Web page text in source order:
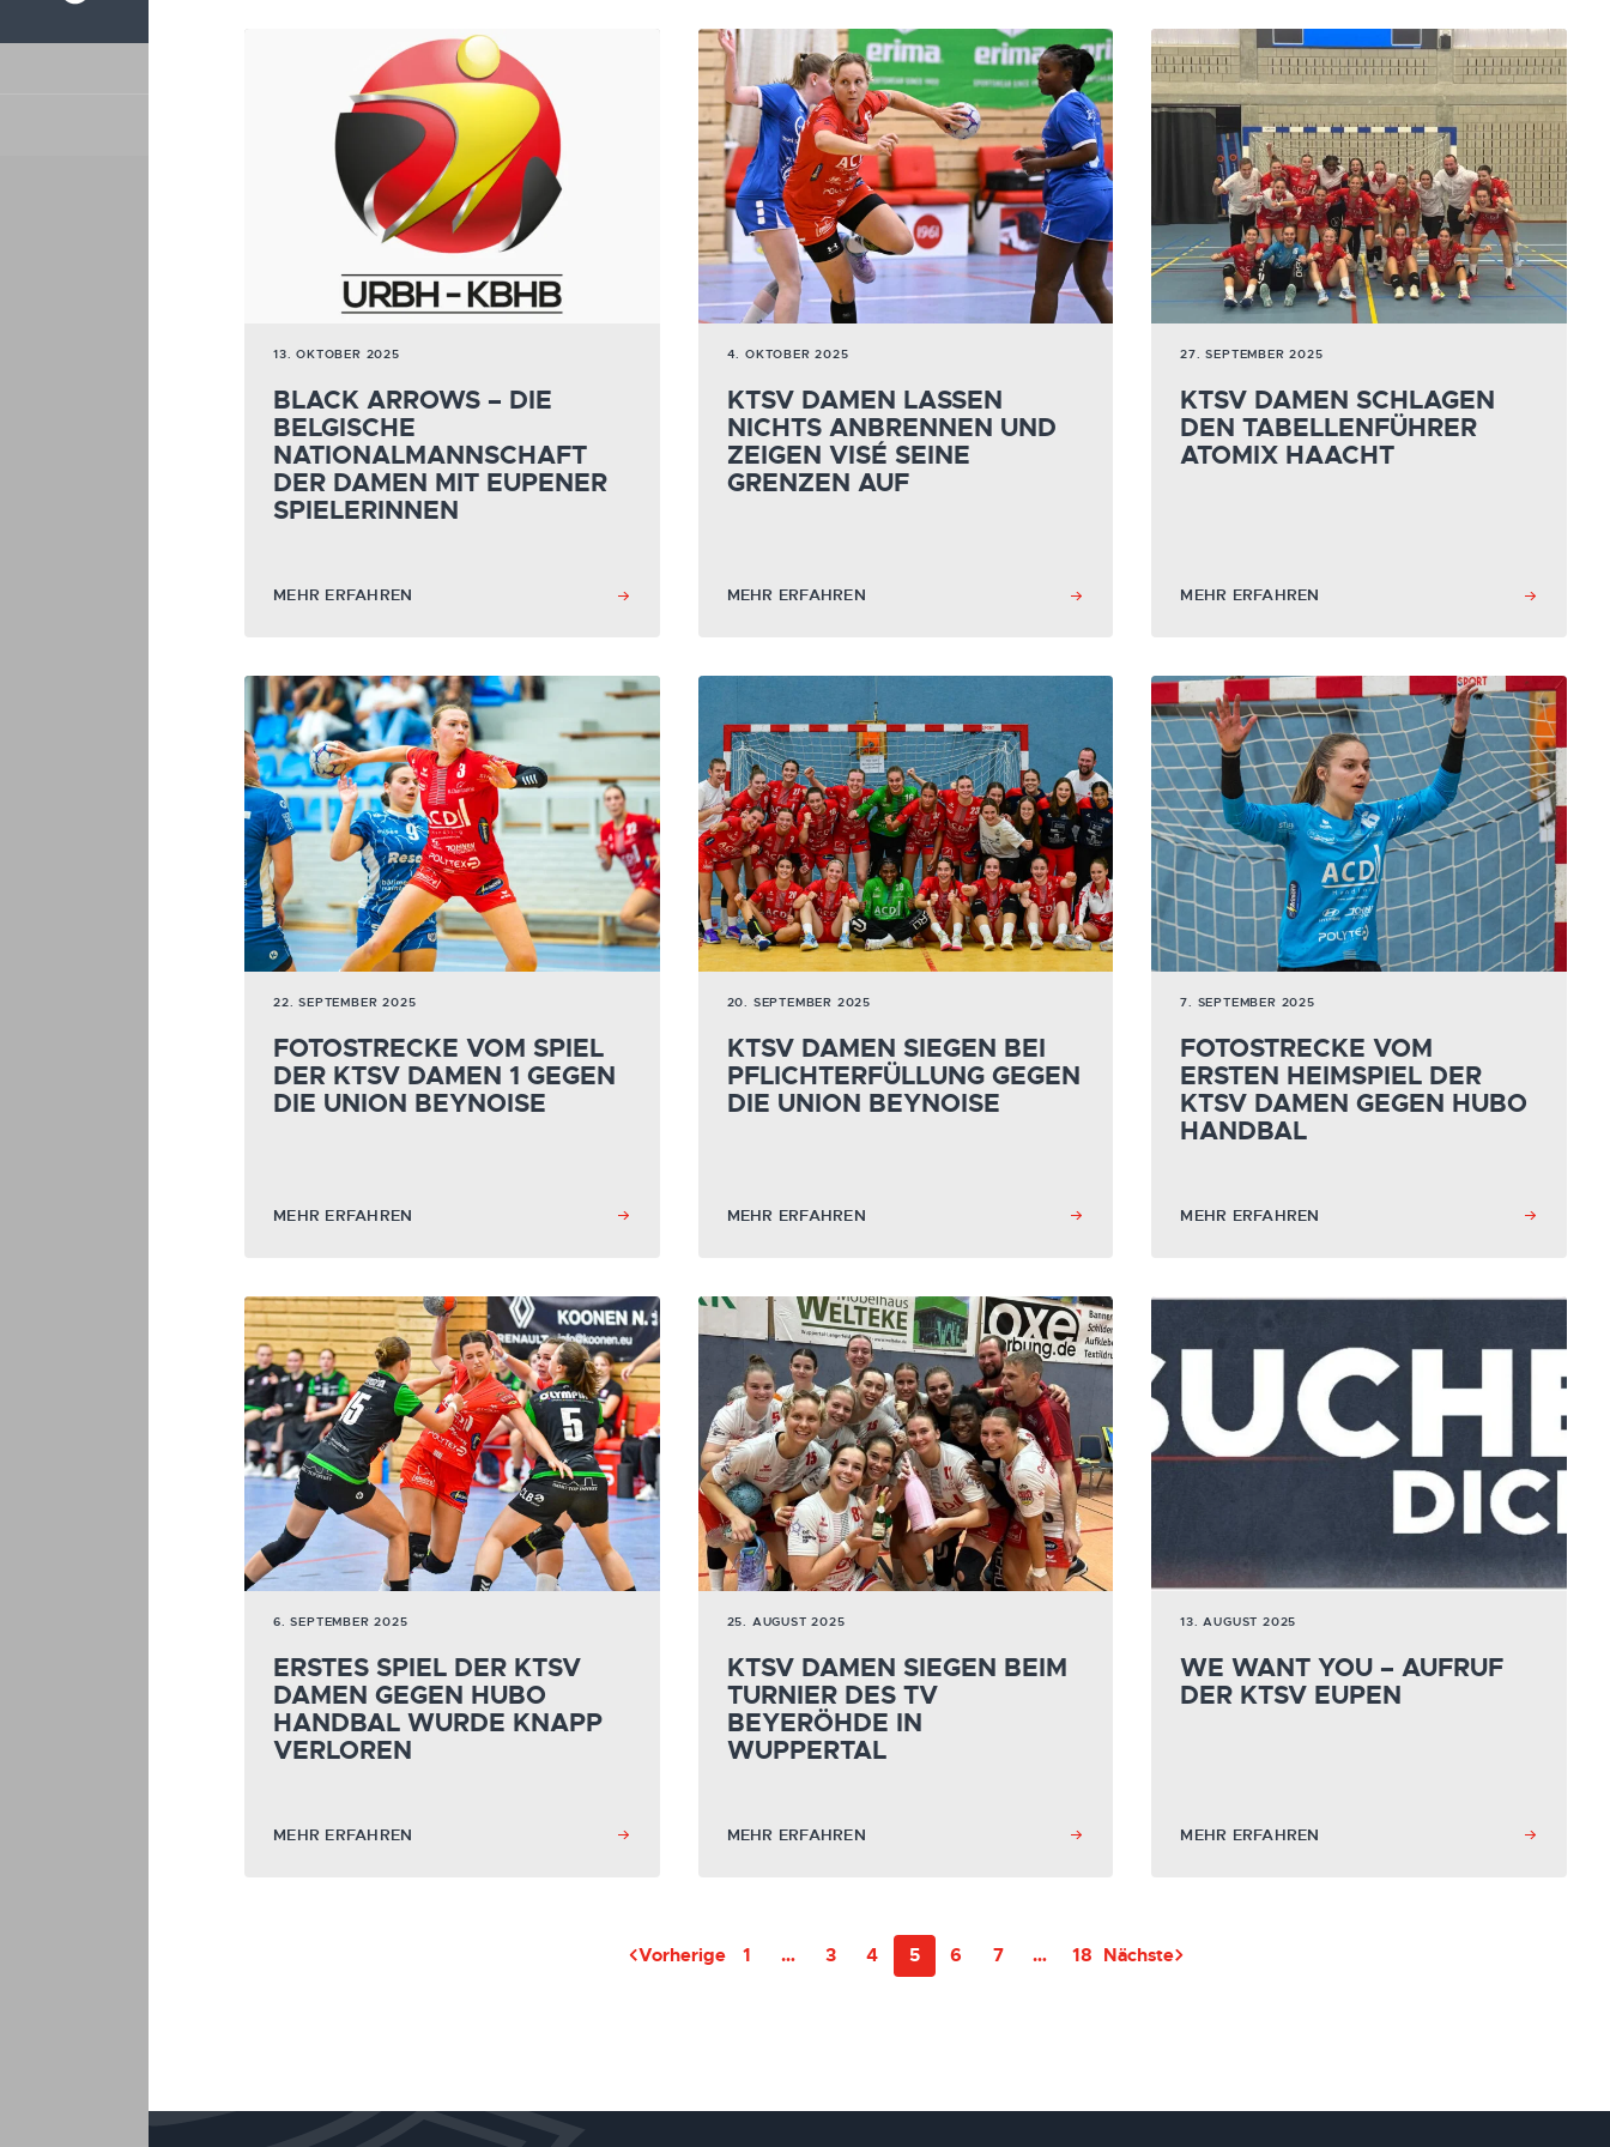
13. OKTOBER 2025
BLACK ARROWS – DIE
BELGISCHE
NATIONALMANNSCHAFT
DER DAMEN MIT EUPENER
SPIELERINNEN
MEHR ERFAHREN
4. OKTOBER 2025
KTSV DAMEN LASSEN
NICHTS ANBRENNEN UND
ZEIGEN VISÉ SEINE
GRENZEN AUF
MEHR ERFAHREN
27. SEPTEMBER 2025
KTSV DAMEN SCHLAGEN
DEN TABELLENFÜHRER
ATOMIX HAACHT
MEHR ERFAHREN
22. SEPTEMBER 2025
FOTOSTRECKE VOM SPIEL
DER KTSV DAMEN 1 GEGEN
DIE UNION BEYNOISE
MEHR ERFAHREN
20. SEPTEMBER 2025
KTSV DAMEN SIEGEN BEI
PFLICHTERFÜLLUNG GEGEN
DIE UNION BEYNOISE
MEHR ERFAHREN
7. SEPTEMBER 2025
FOTOSTRECKE VOM
ERSTEN HEIMSPIEL DER
KTSV DAMEN GEGEN HUBO
HANDBAL
MEHR ERFAHREN
6. SEPTEMBER 2025
ERSTES SPIEL DER KTSV
DAMEN GEGEN HUBO
HANDBAL WURDE KNAPP
VERLOREN
MEHR ERFAHREN
25. AUGUST 2025
KTSV DAMEN SIEGEN BEIM
TURNIER DES TV
BEYERÖHDE IN
WUPPERTAL
MEHR ERFAHREN
13. AUGUST 2025
WE WANT YOU – AUFRUF
DER KTSV EUPEN
MEHR ERFAHREN
Vorherige 1 … 3 4 5 6 7 … 18 Nächste